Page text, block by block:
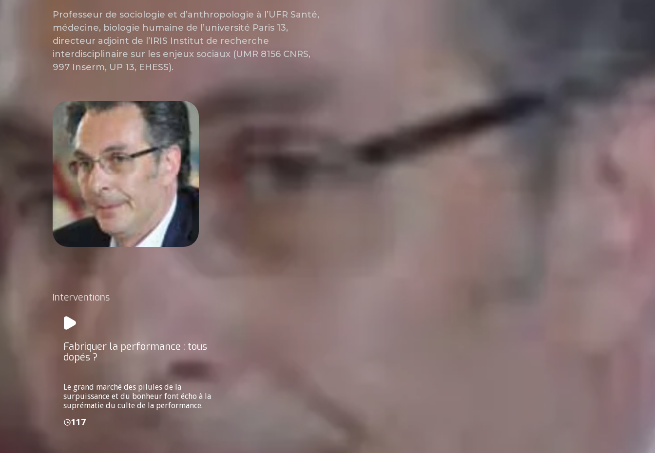
Professeur de sociologie et d’anthropologie à l’UFR Santé,
médecine, biologie humaine de l’université Paris 13,
directeur adjoint de l’IRIS Institut de recherche
interdisciplinaire sur les enjeux sociaux (UMR 8156 CNRS,
997 Inserm, UP 13, EHESS).
Interventions
Fabriquer la performance : tous
dopés ?
Le grand marché des pilules de la
surpuissance et du bonheur font écho à la
suprématie du culte de la performance.
117